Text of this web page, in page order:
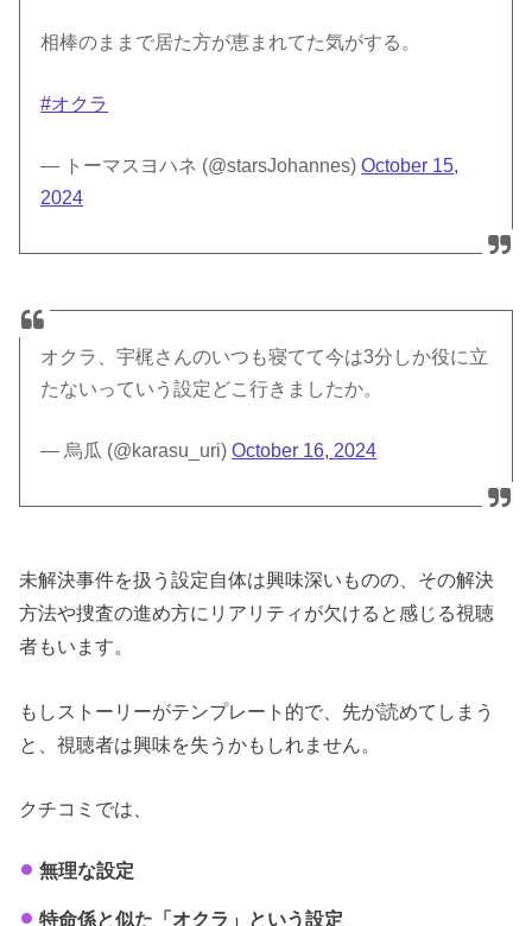
相棒のままで居た方が恵まれてた気がする。
#オクラ
— トーマスヨハネ (@starsJohannes)October 15,
2024
オクラ、宇梶さんのいつも寝てて今は3分しか役に立
たないっていう設定どこ行きましたか。
— 烏瓜 (@karasu_uri)October 16, 2024
未解決事件を扱う設定自体は興味深いものの、その解決
方法や捜査の進め方にリアリティが欠けると感じる視聴
者もいます。
もしストーリーがテンプレート的で、先が読めてしまう
と、視聴者は興味を失うかもしれません。
クチコミでは、
無理な設定
特命係と似た「オクラ」という設定